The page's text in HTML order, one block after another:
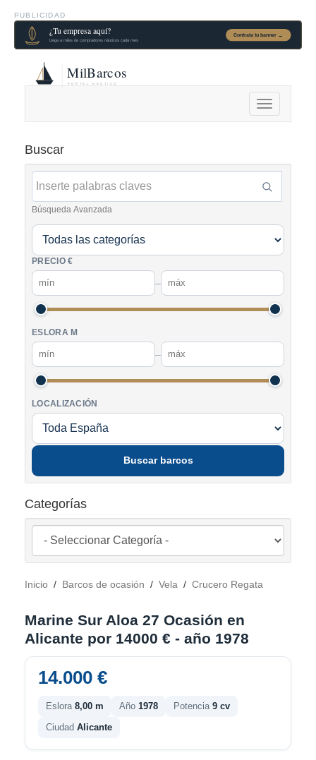
PUBLICIDAD
Alternar
navegación
Buscar
Búsqueda Avanzada
PRECIO €
–
ESLORA M
–
LOCALIZACIÓN
Buscar barcos
Categorías
Inicio / Barcos de ocasión / Vela / Crucero Regata
Marine Sur Aloa 27 Ocasión en
Alicante por 14000 € - año 1978
14.000 €
Eslora 8,00 m Año 1978 Potencia 9 cv
Ciudad Alicante